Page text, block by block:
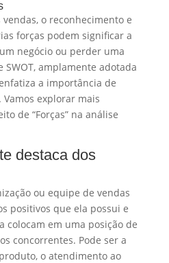
o reconhecimento e
forças podem significar a
negócio ou perder uma
amplamente adotada
a importância de
explorar mais
de “Forças” na análise
destaca dos
ou equipe de vendas
positivos que ela possui e
colocam em uma posição de
concorrentes. Pode ser a
o atendimento ao